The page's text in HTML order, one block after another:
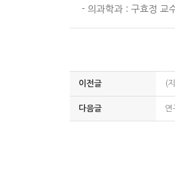
- 의과학과 : 구효정 교
이전글 (
다음글 연